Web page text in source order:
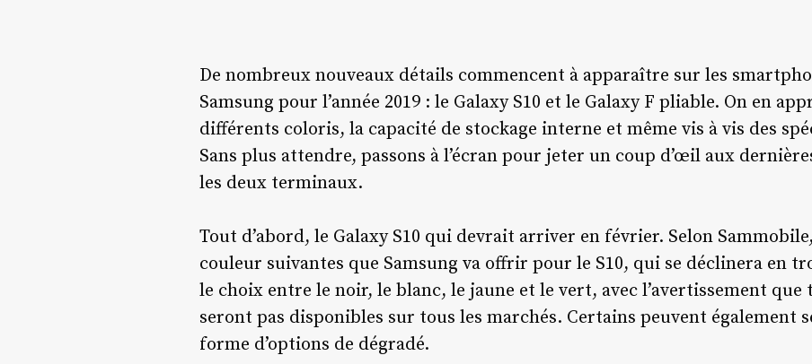
De nombreux nouveaux détails commencent à apparaître sur les
Samsung pour l’année 2019 : le Galaxy S10 et le Galaxy F pliable. On en
différents coloris, la capacité de stockage interne et même vis à vis des
Sans plus attendre, passons à l’écran pour jeter un coup d’œil aux
les deux terminaux.
Tout d’abord, le Galaxy S10 qui devrait arriver en février. Selon
couleur suivantes que Samsung va offrir pour le S10, qui se déclinera en
le choix entre le noir, le blanc, le jaune et le vert, avec l’avertissement que
seront pas disponibles sur tous les marchés. Certains peuvent également
forme d’options de dégradé.